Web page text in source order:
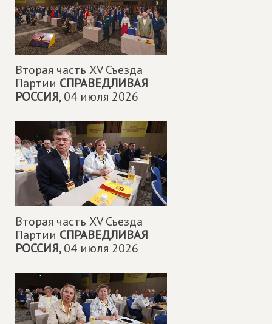
Вторая часть XV Съезда
Партии СПРАВЕДЛИВАЯ
РОССИЯ,04 июля 2026
Вторая часть XV Съезда
Партии СПРАВЕДЛИВАЯ
РОССИЯ,04 июля 2026